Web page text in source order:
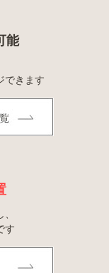
能
できます
す